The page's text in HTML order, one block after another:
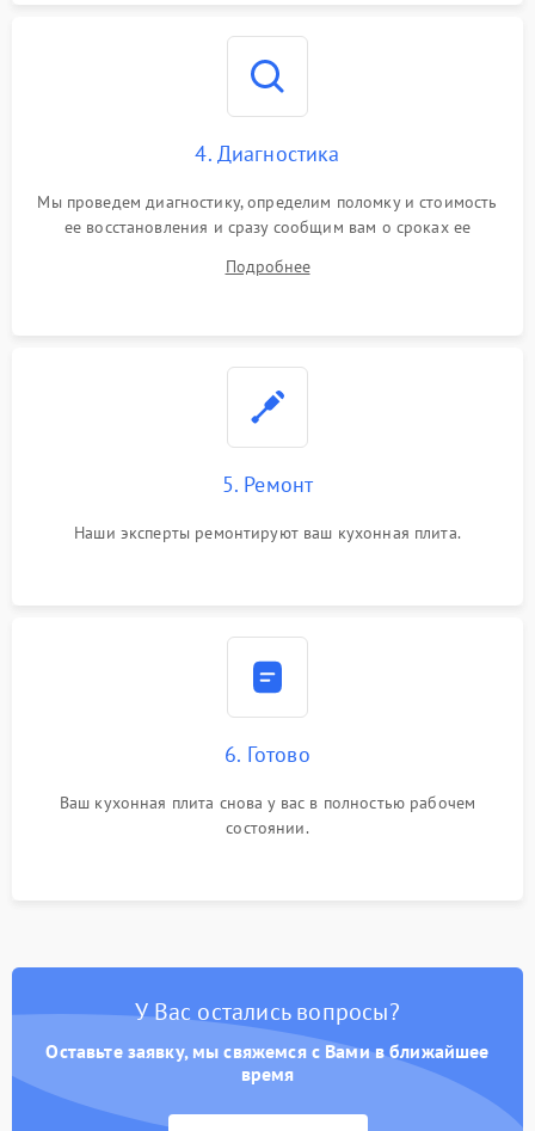
4. Диагностика
Мы проведем диагностику, определим поломку и стоимость
ее восстановления и сразу сообщим вам о сроках ее
Подробнее
5. Ремонт
Наши эксперты ремонтируют ваш кухонная плита.
6. Готово
Ваш кухонная плита снова у вас в полностью рабочем
состоянии.
У Вас остались вопросы?
Оставьте заявку, мы свяжемся с Вами в ближайшее
время